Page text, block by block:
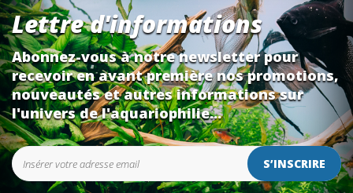
Lettre d'informations
Abonnez-vous à notre newsletter pour
recevoir en avant première nos promotions,
nouveautés et autres informations sur
l'univers de l'aquariophilie...
S’INSCRIRE